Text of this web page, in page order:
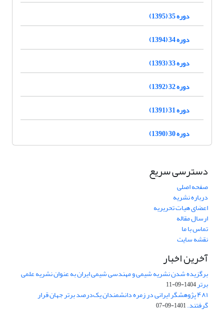
دوره 35 (1395)
دوره 34 (1394)
دوره 33 (1393)
دوره 32 (1392)
دوره 31 (1391)
دوره 30 (1390)
دسترسی سریع
صفحه اصلی
درباره نشریه
اعضای هیات تحریریه
ارسال مقاله
تماس با ما
نقشه سایت
آخرین اخبار
برگزیده شدن نشریه شیمی و مهندسی شیمی ایران به عنوان نشریه علمی
برتر1404-09-11
۴۸۱ پژوهشگر ایرانی در زمره دانشمندان یک‌درصد برتر جهان قرار
گرفتند.1401-09-07